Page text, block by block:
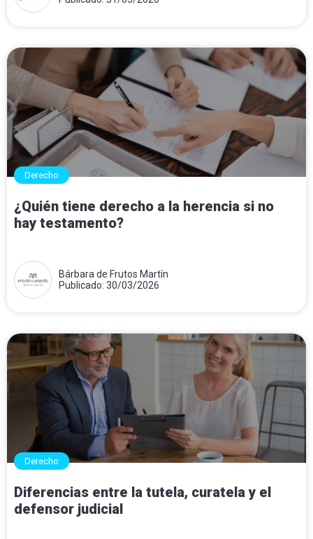
Derecho
¿Quién tiene derecho a la herencia si no
hay testamento?
Bárbara de Frutos Martín
Publicado: 30/03/2026
Derecho
Diferencias entre la tutela, curatela y el
defensor judicial